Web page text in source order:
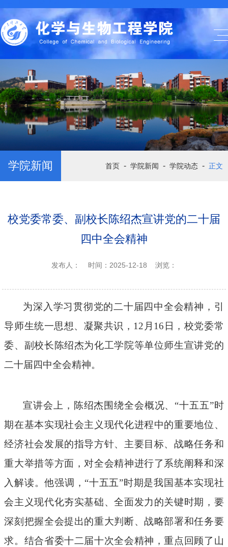
学院新闻 首页 - 学院新闻 - 学院动态 - 正文
校党委常委、副校长陈绍杰宣讲党的二十届
四中全会精神
发布人： 时间：2025-12-18 浏览：
为深入学习贯彻党的二十届四中全会精神，引
导师生统一思想、凝聚共识， 12 月 16 日，校党委常
委、副校长陈绍杰为化工学院等单位师生宣讲党的
二十届四中全会精神。
宣讲会上，陈绍杰围绕全会概况、“十五五”时
期在基本实现社会主义现代化进程中的重要地位、
经济社会发展的指导方针、主要目标、战略任务和
重大举措等方面，对全会精神进行了系统阐释和深
入解读。他强调，“十五五”时期是我国基本实现社
会主义现代化夯实基础、全面发力的关键时期，要
深刻把握全会提出的重大判断、战略部署和任务要
求。结合省委十二届十次全会精神，重点回顾了山